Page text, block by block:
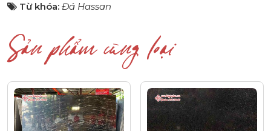
Từ khóa: Đá Hassan
Sản phẩm cùng loại